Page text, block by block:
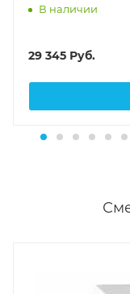
В наличии
29 345 Руб.